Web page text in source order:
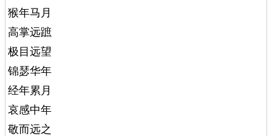
猴年马月
高掌远蹠
极目远望
锦瑟华年
经年累月
哀感中年
敬而远之